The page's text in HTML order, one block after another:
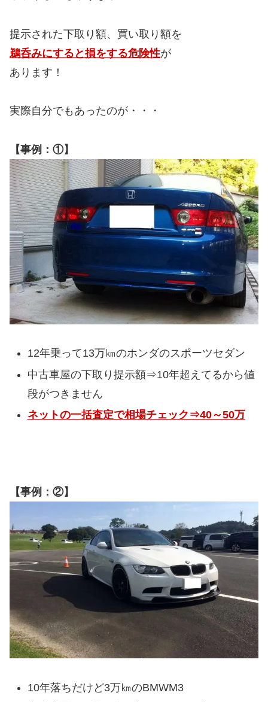
提示された下取り額、買い取り額を
鵜呑みにすると損をする危険性が
あります！
実際自分でもあったのが・・・
【事例：①】
12年乗って13万㎞のホンダのスポーツセダン
中古車屋の下取り提示額⇒10年超えてるから値
段がつきません
ネットの一括査定で相場チェック⇒40～50万
【事例：②】
10年落ちだけど3万㎞のBMWM3